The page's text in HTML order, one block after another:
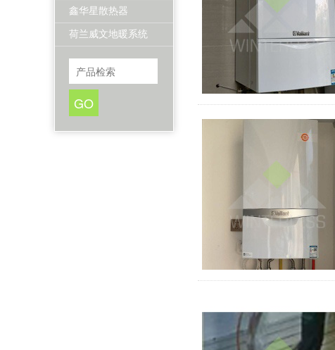
鑫华星散热器
荷兰威文地暖系统